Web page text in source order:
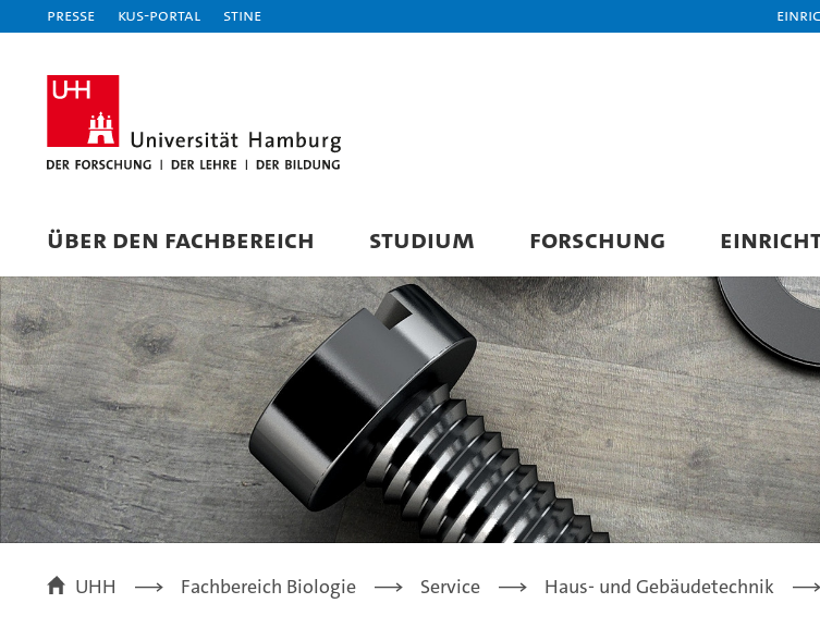
Presse KUS-Portal STiNE
ÜBER DEN FACHBEREICH STUDIUM FORSCHUNG
UHH Fachbereich Biologie Service Haus- und Gebäudetechnik